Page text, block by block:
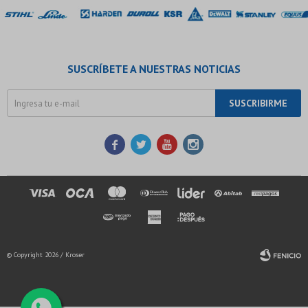
SUSCRÍBETE A NUESTRAS NOTICIAS
SUSCRIBIRME
   
© Copyright 2026 / Kroser